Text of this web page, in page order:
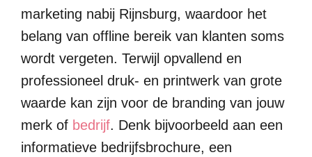
marketing nabij Rijnsburg, waardoor het
belang van offline bereik van klanten soms
wordt vergeten. Terwijl opvallend en
professioneel druk- en printwerk van grote
waarde kan zijn voor de branding van jouw
merk of bedrijf. Denk bijvoorbeeld aan een
informatieve bedrijfsbrochure, een